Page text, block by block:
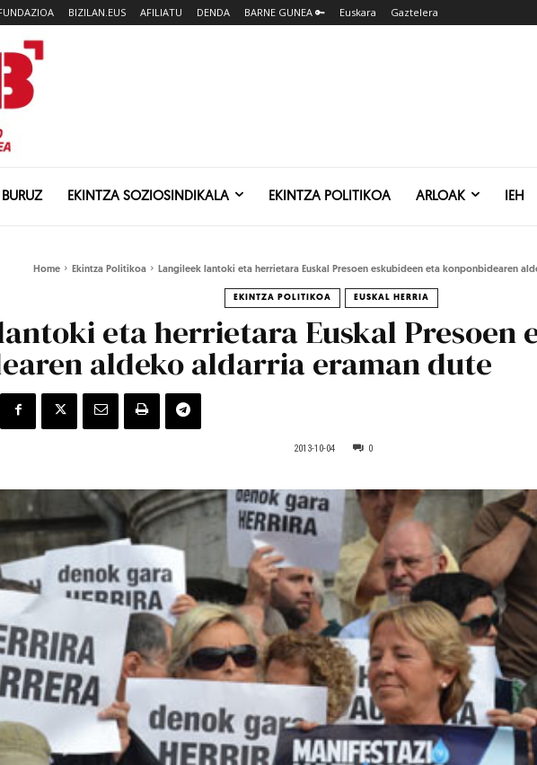
BIZILAN.EUS AFILIATU DENDA BARNE GUNEA 🔑 Euskara Gaztelera
EKINTZA SOZIOSINDIKALA EKINTZA POLITIKOA ARLOAK IEH
Home Ekintza Politikoa Langileek lantoki eta herrietara Euskal Presoen eskubideen eta konponbidearen
EKINTZA POLITIKOA EUSKAL HERRIA
eta herrietara Euskal Presoen
aldeko aldarria eraman dute
2013-10-04 0